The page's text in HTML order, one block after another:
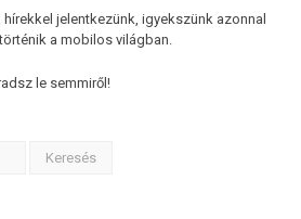
jelentkezünk, igyekszünk azonnal
a mobilos világban.
le semmiről!